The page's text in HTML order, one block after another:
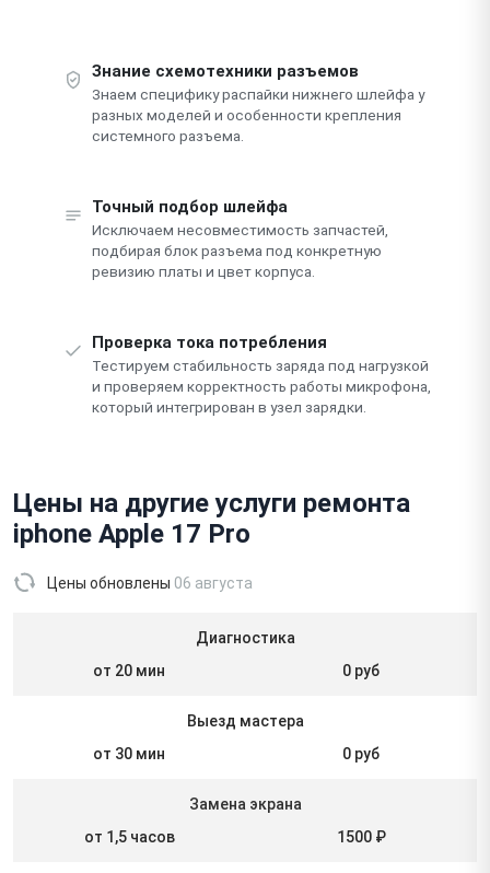
Знание схемотехники разъемов
Знаем специфику распайки нижнего шлейфа у
разных моделей и особенности крепления
системного разъема.
Точный подбор шлейфа
Исключаем несовместимость запчастей,
подбирая блок разъема под конкретную
ревизию платы и цвет корпуса.
Проверка тока потребления
Тестируем стабильность заряда под нагрузкой
и проверяем корректность работы микрофона,
который интегрирован в узел зарядки.
Цены на другие услуги ремонта
iphone Apple 17 Pro
Цены обновлены 06 августа
Диагностика
от 20 мин
0 руб
Выезд мастера
от 30 мин
0 руб
Замена экрана
от 1,5 часов
1500 ₽